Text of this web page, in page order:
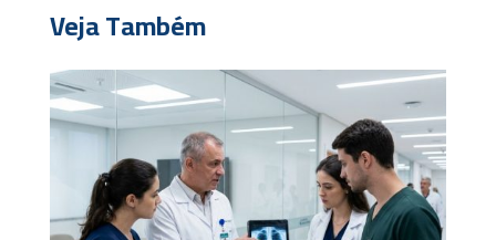
Veja Também